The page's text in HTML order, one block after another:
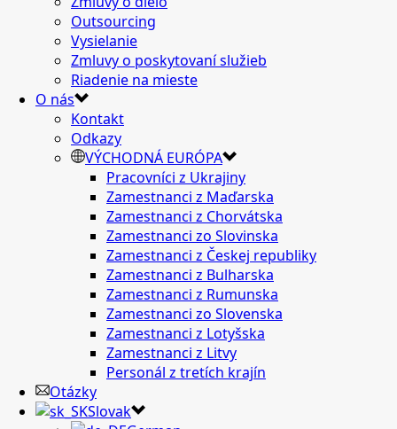
Outsourcing
Vysielanie
Zmluvy o poskytovaní služieb
Riadenie na mieste
O nás
Kontakt
Odkazy
VÝCHODNÁ EURÓPA
Pracovníci z Ukrajiny
Zamestnanci z Maďarska
Zamestnanci z Chorvátska
Zamestnanci zo Slovinska
Zamestnanci z Českej republiky
Zamestnanci z Bulharska
Zamestnanci z Rumunska
Zamestnanci zo Slovenska
Zamestnanci z Lotyšska
Zamestnanci z Litvy
Personál z tretích krajín
Otázky
Slovak